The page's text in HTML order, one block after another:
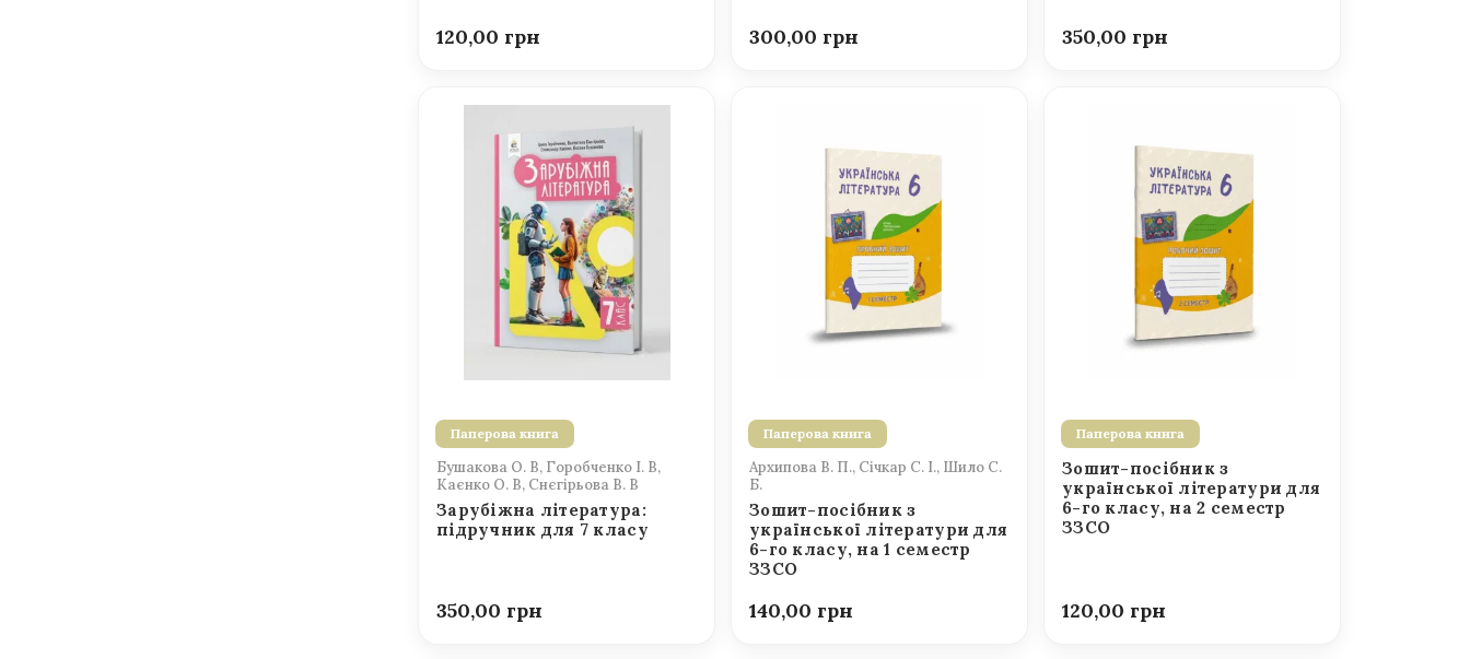
120,00 300,00 350,00
Паперова книга
Бушакова О. В, Горобченко І. В,
Каєнко О. В, Снєгірьова В. В
Зарубіжна література:
підручник для 7 класу
350,00
Паперова книга
Архипова В. П., Січкар С. І., Шило С.
Б.
Зошит-посібник з
української літератури для
6-го класу, на 1 семестр
ЗЗСО
140,00
Паперова книга
Зошит-посібник з
української літератури для
6-го класу, на 2 семестр
ЗЗСО
120,00